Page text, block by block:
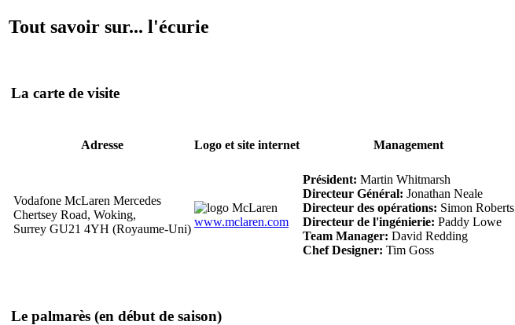
Tout savoir sur... l'écurie
La carte de visite
Adresse Logo et site internet Management
Vodafone McLaren Mercedes
Chertsey Road, Woking,
Surrey GU21 4YH (Royaume-Uni)
www.mclaren.com
Président: Martin Whitmarsh
Directeur Général: Jonathan Neale
Directeur des opérations: Simon Roberts
Directeur de l'ingénierie: Paddy Lowe
Team Manager: David Redding
Chef Designer: Tim Goss
Le palmarès (en début de saison)